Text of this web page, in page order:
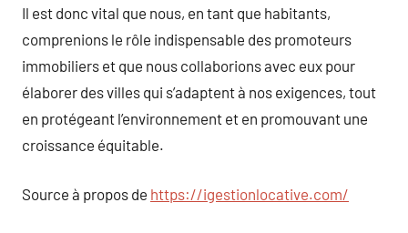
Il est donc vital que nous, en tant que habitants,
comprenions le rôle indispensable des promoteurs
immobiliers et que nous collaborions avec eux pour
élaborer des villes qui s’adaptent à nos exigences, tout
en protégeant l’environnement et en promouvant une
croissance équitable.
Source à propos de https://igestionlocative.com/